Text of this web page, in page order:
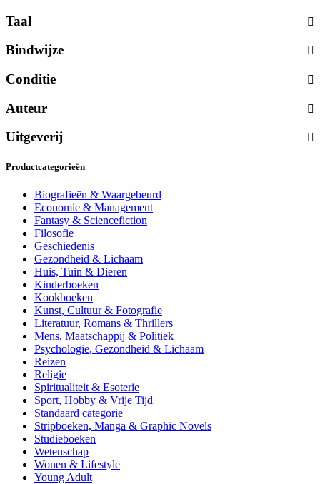
Taal
Bindwijze
Conditie
Auteur
Uitgeverij
Productcategorieën
Biografieën & Waargebeurd
Economie & Management
Fantasy & Sciencefiction
Filosofie
Geschiedenis
Gezondheid & Lichaam
Huis, Tuin & Dieren
Kinderboeken
Kookboeken
Kunst, Cultuur & Fotografie
Literatuur, Romans & Thrillers
Mens, Maatschappij & Politiek
Psychologie, Gezondheid & Lichaam
Reizen
Religie
Spiritualiteit & Esoterie
Sport, Hobby & Vrije Tijd
Standaard categorie
Stripboeken, Manga & Graphic Novels
Studieboeken
Wetenschap
Wonen & Lifestyle
Young Adult